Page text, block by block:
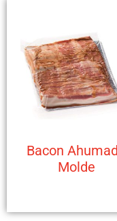
Bacon
Molde